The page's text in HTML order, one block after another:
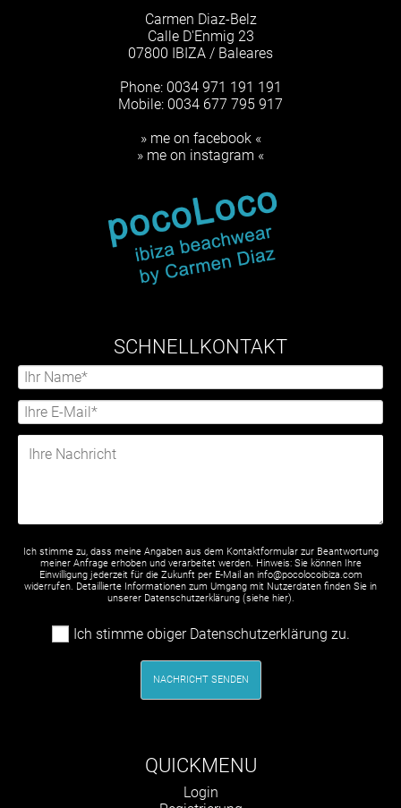
Carmen Diaz-Belz
Calle D'Enmig 23
07800 IBIZA / Baleares
Phone: 0034 971 191 191
Mobile: 0034 677 795 917
» me on facebook «
» me on instagram «
SCHNELLKONTAKT
Ich stimme zu, dass meine Angaben aus dem Kontaktformular zur Beantwortung
meiner Anfrage erhoben und verarbeitet werden. Hinweis: Sie können Ihre
Einwilligung jederzeit für die Zukunft per E-Mail an info@pocolocoibiza.com
widerrufen. Detaillierte Informationen zum Umgang mit Nutzerdaten finden Sie in
unserer Datenschutzerklärung (siehe hier).
Ich stimme obiger Datenschutzerklärung zu.
NACHRICHT SENDEN
QUICKMENU
Navigation
Login